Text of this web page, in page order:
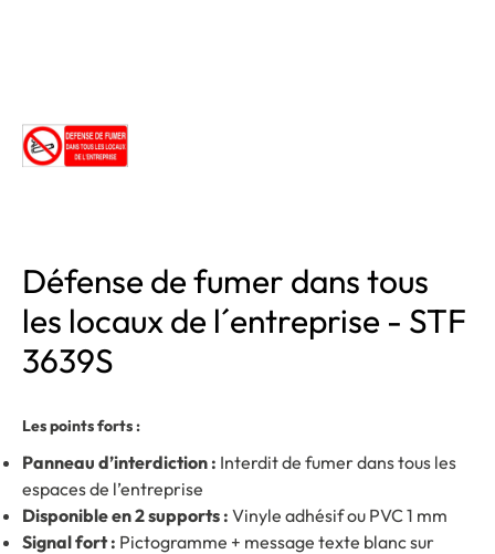
Défense de fumer dans tous
les locaux de l´entreprise - STF
3639S
Les points forts :
Panneau d’interdiction : Interdit de fumer dans tous les
espaces de l’entreprise
Disponible en 2 supports : Vinyle adhésif ou PVC 1 mm
Signal fort : Pictogramme + message texte blanc sur